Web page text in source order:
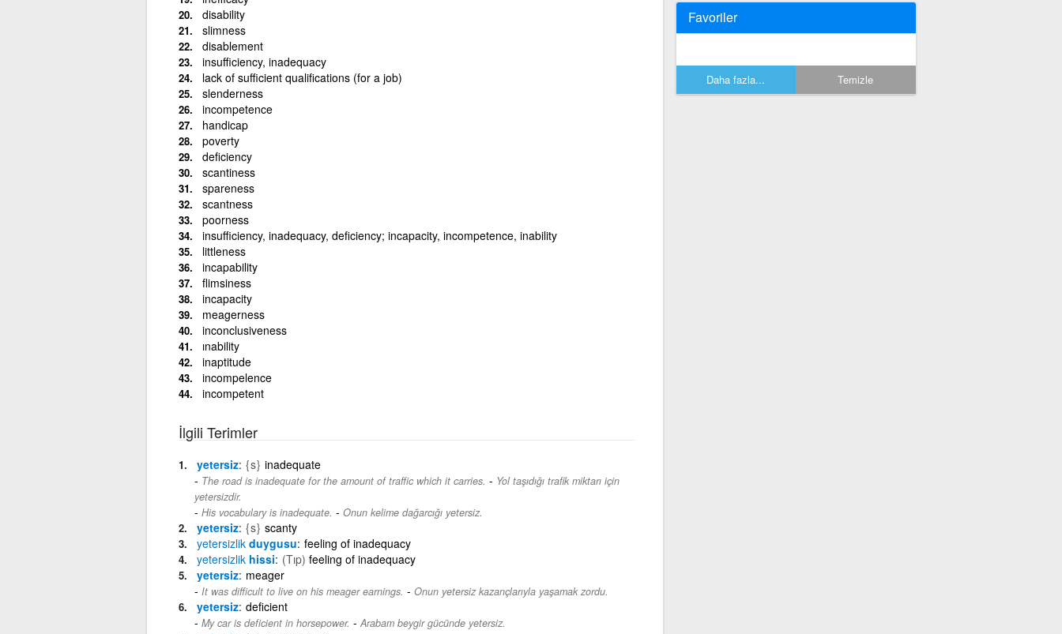
disability
slimness
disablement
insufficiency, inadequacy
lack of sufficient qualifications (for a job)
slenderness
incompetence
handicap
poverty
deficiency
scantiness
spareness
scantness
poorness
insufficiency, inadequacy, deficiency; incapacity, incompetence, inability
littleness
incapability
flimsiness
incapacity
meagerness
inconclusiveness
ınability
inaptitude
incompelence
incompetent
İlgili Terimler
yetersiz {s} inadequate
The road is inadequate for the amount of traffic which it carries. - Yol taşıdığı trafik miktarı için
yetersizdir.
His vocabulary is inadequate. - Onun kelime dağarcığı yetersiz.
yetersiz {s} scanty
yetersizlikduygusu feeling of inadequacy
yetersizlikhissi (Tıp) feeling of inadequacy
yetersiz meager
It was difficult to live on his meager earnings. - Onun yetersiz kazançlarıyla yaşamak zordu.
yetersiz deficient
My car is deficient in horsepower. - Arabam beygir gücünde yetersiz.
Favoriler
Daha fazla... Temizle